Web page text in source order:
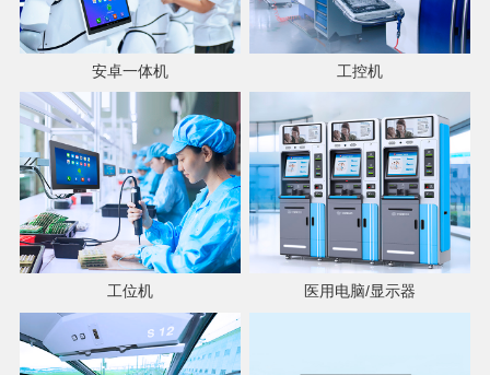
安卓一体机 工控机
工位机 医用电脑/显示器